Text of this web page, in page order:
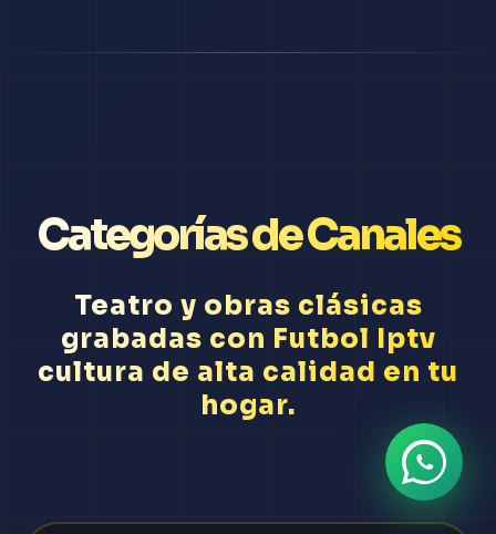
Categorías de Canales
Teatro y obras clásicas
grabadas con Futbol Iptv
cultura de alta calidad en tu
hogar.